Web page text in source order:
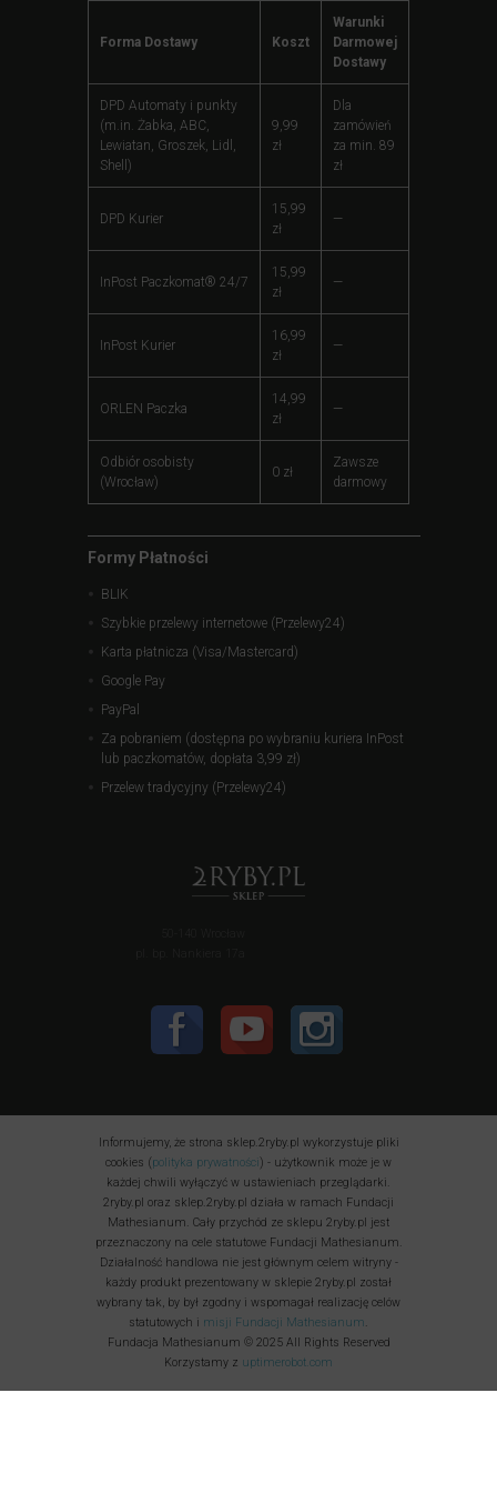
Forma Dostawy Koszt
Warunki
Darmowej
Dostawy
DPD Automaty i punkty
(m.in. Żabka, ABC,
Lewiatan, Groszek, Lidl,
Shell)
9,99
zł
Dla
zamówień
za min. 89
zł
DPD Kurier
15,99
zł
—
InPost Paczkomat® 24/7
15,99
zł
—
InPost Kurier
16,99
zł
—
ORLEN Paczka
14,99
zł
—
Odbiór osobisty
(Wrocław)
0 zł
Zawsze
darmowy
Formy Płatności
BLIK
Szybkie przelewy internetowe (Przelewy24)
Karta płatnicza (Visa/Mastercard)
Google Pay
PayPal
Za pobraniem (dostępna po wybraniu kuriera InPost
lub paczkomatów, dopłata 3,99 zł)
Przelew tradycyjny (Przelewy24)
Informujemy, że strona sklep.2ryby.pl wykorzystuje pliki
cookies (polityka prywatności) - użytkownik może je w
każdej chwili wyłączyć w ustawieniach przeglądarki.
2ryby.pl oraz sklep.2ryby.pl działa w ramach Fundacji
Mathesianum. Cały przychód ze sklepu 2ryby.pl jest
przeznaczony na cele statutowe Fundacji Mathesianum.
Działalność handlowa nie jest głównym celem witryny -
każdy produkt prezentowany w sklepie 2ryby.pl został
wybrany tak, by był zgodny i wspomagał realizację celów
statutowych i misji Fundacji Mathesianum.
Fundacja Mathesianum © 2025 All Rights Reserved
Korzystamy z uptimerobot.com